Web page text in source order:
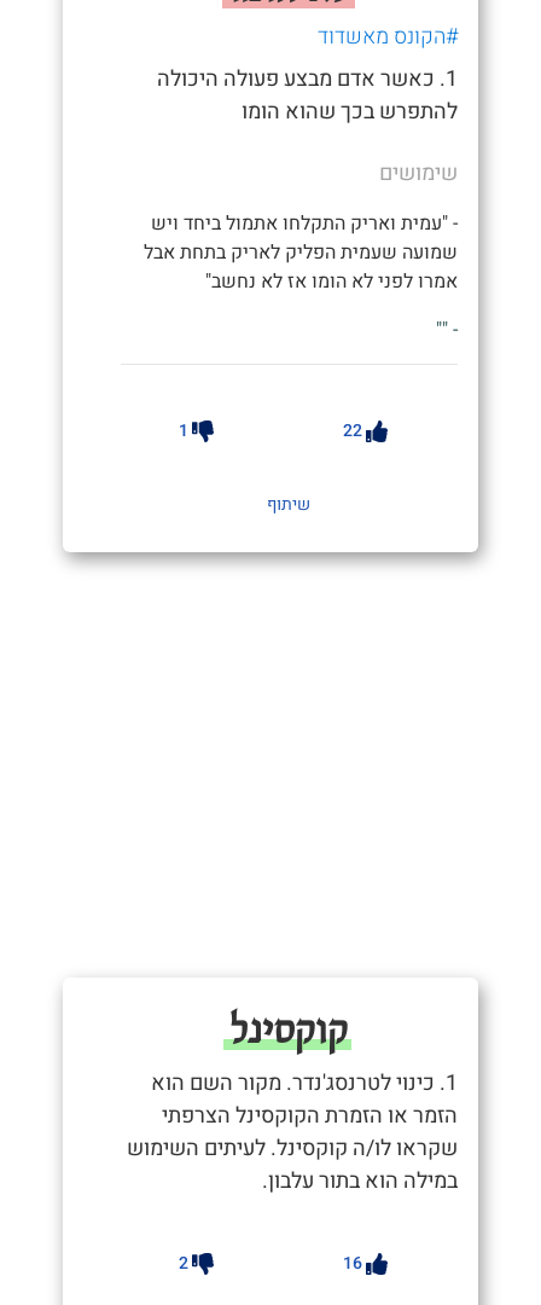
#הקונס מאשדוד
1. כאשר אדם מבצע פעולה היכולה
להתפרש בכך שהוא הומו
שימושים
- "עמית ואריק התקלחו אתמול ביחד ויש
שמועה שעמית הפליק לאריק בתחת אבל
אמרו לפני לא הומו אז לא נחשב"
- ""
22
1
שיתוף
קוקסינל
1. כינוי לטרנסג'נדר. מקור השם הוא
הזמר או הזמרת הקוקסינל הצרפתי
שקראו לו/ה קוקסינל. לעיתים השימוש
במילה הוא בתור עלבון.
16
2